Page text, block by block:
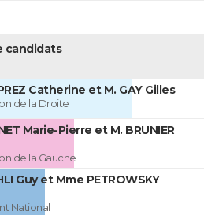
candidats
Catherine et M. GAY Gilles
de la Droite
Marie-Pierre et M. BRUNIER
de la Gauche
Guy et Mme PETROWSKY
National